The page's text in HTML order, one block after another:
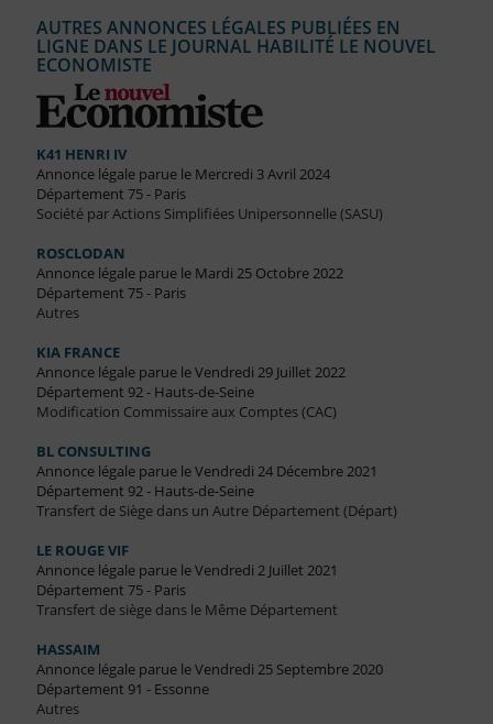
AUTRES ANNONCES LÉGALES PUBLIÉES EN
LIGNE DANS LE JOURNAL HABILITÉ LE NOUVEL
ECONOMISTE
K41 HENRI IV
Annonce légale parue le Mercredi 3 Avril 2024
Département 75 - Paris
Société par Actions Simplifiées Unipersonnelle (SASU)
ROSCLODAN
Annonce légale parue le Mardi 25 Octobre 2022
Département 75 - Paris
Autres
KIA FRANCE
Annonce légale parue le Vendredi 29 Juillet 2022
Département 92 - Hauts-de-Seine
Modification Commissaire aux Comptes (CAC)
BL CONSULTING
Annonce légale parue le Vendredi 24 Décembre 2021
Département 92 - Hauts-de-Seine
Transfert de Siège dans un Autre Département (Départ)
LE ROUGE VIF
Annonce légale parue le Vendredi 2 Juillet 2021
Département 75 - Paris
Transfert de siège dans le Même Département
HASSAIM
Annonce légale parue le Vendredi 25 Septembre 2020
Département 91 - Essonne
Autres